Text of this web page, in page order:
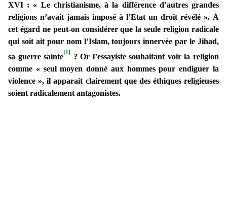
XVI : « Le christianisme, à la différence d’autres grandes
religions n’avait jamais imposé à l’Etat un droit révélé ». À
cet égard ne peut-on considérer que la seule religion radicale
qui soit ait pour nom l’Islam, toujours innervée par le Jihad,
sa guerre sainte[1]
? Or l’essayiste souhaitant voir la religion
comme « seul moyen donné aux hommes pour endiguer la
violence », il apparait clairement que des éthiques religieuses
soient radicalement antagonistes.